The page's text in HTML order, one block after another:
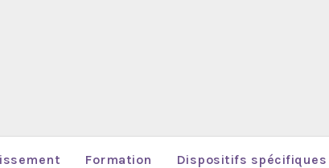
Formation Dispositifs spécifiques